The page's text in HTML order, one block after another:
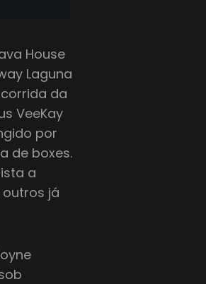
House
Laguna
da
VeeKay
por
de boxes.
a
já